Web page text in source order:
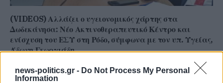
news-politics.gr - Do Not Process My Personal
Information
(VIDEOS) Αλλάζει ο υγειονομικός χάρτης στα
Δωδεκάνησα: Νέο Ακτινοθεραπευτικό Κέντρο και
ενίσχυση του ΕΣΥ στη Ρόδο, σύμφωνα με τον υπ. Υγείας,
Άδωνη Γεωργιάδη